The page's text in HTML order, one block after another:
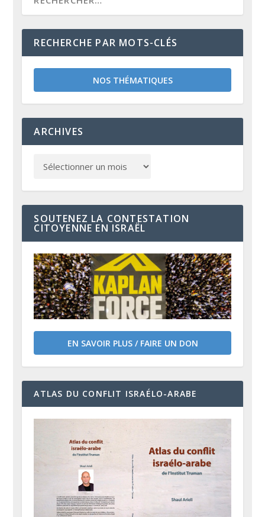
RECHERCHE PAR MOTS-CLÉS
NOS THÉMATIQUES
ARCHIVES
SOUTENEZ LA CONTESTATION
CITOYENNE EN ISRAËL
EN SAVOIR PLUS / FAIRE UN DON
ATLAS DU CONFLIT ISRAÉLO-ARABE